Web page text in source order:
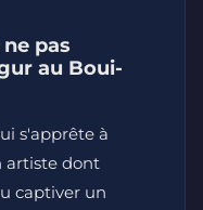
pas
au Boui-
s'apprête à
artiste dont
captiver un